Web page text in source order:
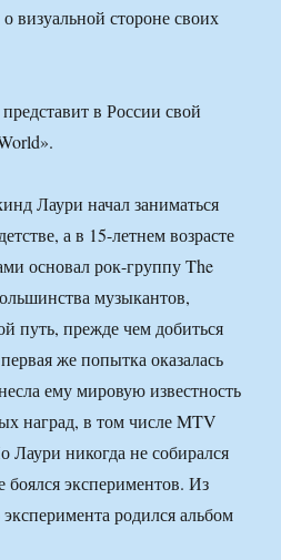
визуальной стороне своих
Лаури начал заниматься
а в 15-летнем возрасте
основал рок-группу The
музыкантов,
путь, прежде чем добиться
же попытка оказалась
ему мировую известность
наград, в том числе MTV
Лаури никогда не собирался
боялся экспериментов. Из
родился альбом